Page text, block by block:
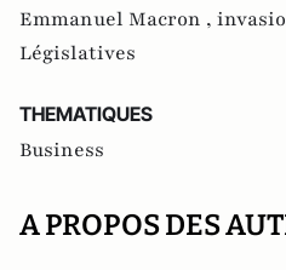
Emmanuel Macron ,
Législatives
THEMATIQUES
Business
A PROPOS DES